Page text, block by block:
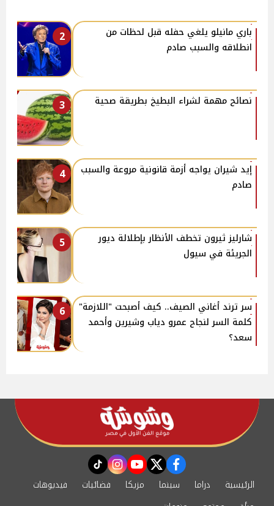
2
باري مانيلو يلغي حفله قبل لحظات من
انطلاقه والسبب صادم
3 نصائح مهمة لشراء البطيخ بطريقة صحية
4
إيد شيران يواجه أزمة قانونية مروعة والسبب
صادم
5
شارليز ثيرون تخطف الأنظار بإطلالة ديور
الجريئة في سيول
6
سر ترند أغاني الصيف.. كيف أصبحت "اللازمة"
كلمة السر لنجاح عمرو دياب وشيرين وأحمد
سعد؟
facebook
twitter
youtube
instagram
tiktok
الرئيسية دراما سينما مزيكا فضائيات
فيديوهات